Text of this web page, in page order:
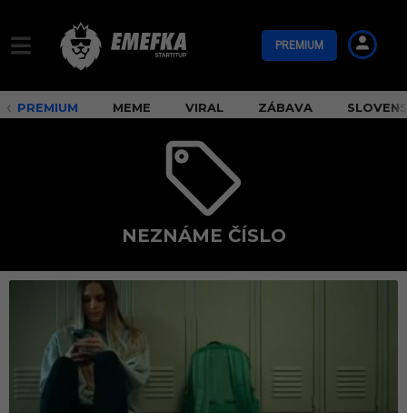
PREMIUM
PREMIUM MEME VIRAL ZÁBAVA
NEZNÁME ČÍSLO
n